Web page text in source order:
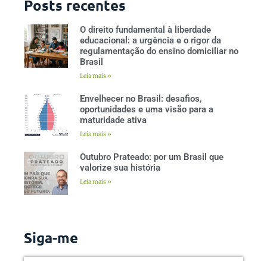
Posts recentes
O direito fundamental à liberdade
educacional: a urgência e o rigor da
regulamentação do ensino domiciliar no
Brasil
Leia mais »
Envelhecer no Brasil: desafios,
oportunidades e uma visão para a
maturidade ativa
Leia mais »
Outubro Prateado: por um Brasil que
valorize sua história
Leia mais »
Siga-me